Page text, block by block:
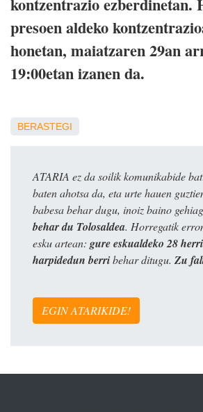
kontzentrazio ezberdinetan.
presoen aldeko
honetan, maiatzaren 29an
19:00etan izanen da.
BERASTEGI
ATARIA ez da soilik komunikabide
baten ahotsa da, eta urte hauen
babesa behar dugu, inoiz baino
behar du Tolosaldea. Horregatik
esku artean: gure eskualdeko 28
harpidedun berribehar ditugu. Zu
EGIN ATARIKIDE!